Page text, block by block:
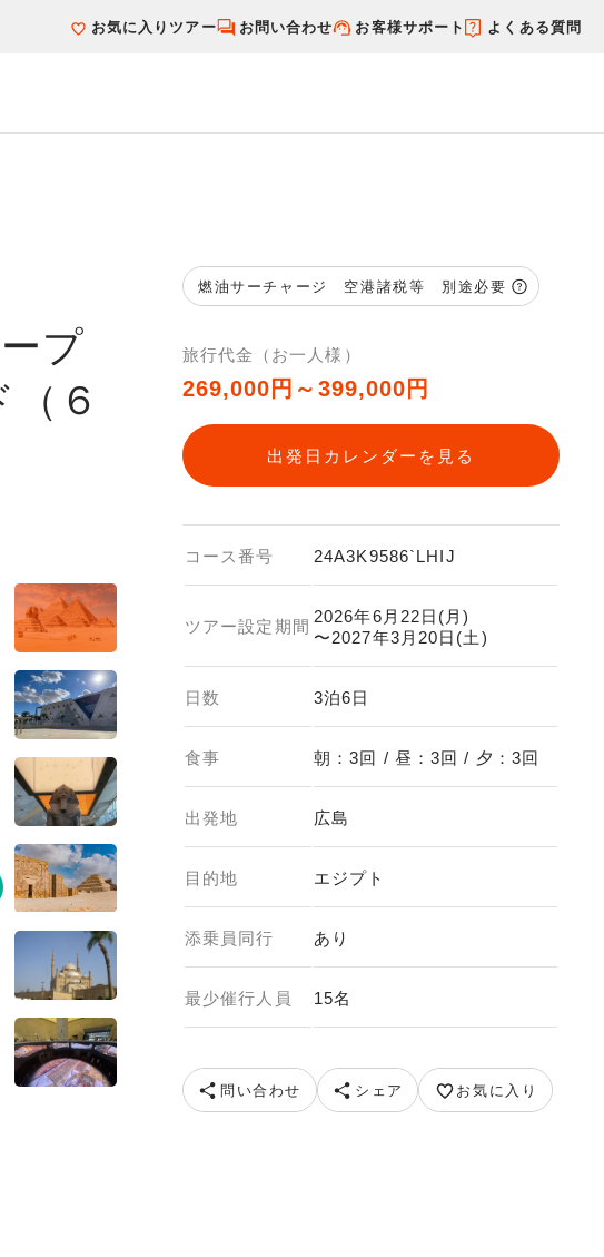
お気に入りツアー お問い合わせ お客様サポート よくある質問
プ
６
燃油サーチャージ 空港諸税等 別途必要
旅行代金（お一人様）
269,000円～399,000円
出発日カレンダーを見る
コース番号 24A3K9586`LHIJ
ツアー設定期間
2026年6月22日(月)
〜2027年3月20日(土)
日数 3泊6日
食事 朝：3回 / 昼：3回 / 夕：3回
出発地 広島
目的地 エジプト
添乗員同行 あり
最少催行人員 15名
問い合わせ シェア お気に入り